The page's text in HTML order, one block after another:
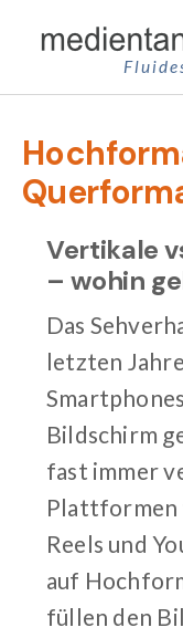
Inhalt
springen
Vertikale
– wohin
Das
letzten
Bildschirm
fast immer
Plattformen
Reels und
auf
füllen den